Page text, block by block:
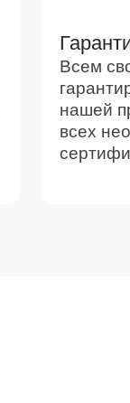
Всем
нашей
всех